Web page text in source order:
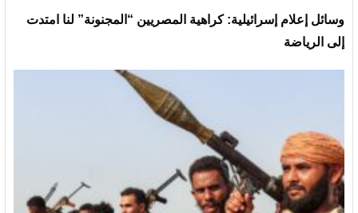
وسائل إعلام إسرائيلية: كراهية المصريين “المجنونة” لنا امتدت
إلى الرياضة